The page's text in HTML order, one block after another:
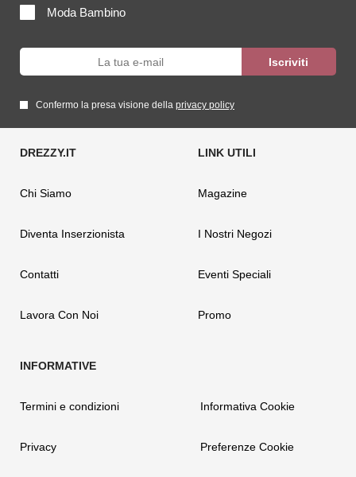
Moda Bambino
Confermo la presa visione della privacy policy
Chi Siamo
Diventa Inserzionista
Contatti
Lavora Con Noi
Magazine
I Nostri Negozi
Eventi Speciali
Promo
Termini e condizioni
Privacy
Informativa Cookie
Preferenze Cookie